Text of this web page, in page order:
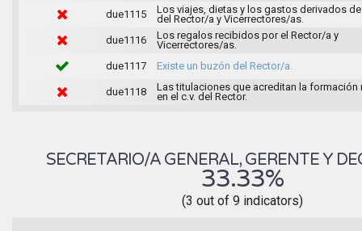
due1115
Los viajes, dietas y los gastos derivados
del Rector/a y Vicerrectores/as.
due1116
Los regalos recibidos por el Rector/a y
Vicerrectores/as.
due1117
Existe un buzón del Rector/a.
due1118
Las titulaciones que acreditan la formación
en el c.v. del Rector.
SECRETARIO/A GENERAL, GERENTE Y
33.33%
(3 out of 9 indicators)